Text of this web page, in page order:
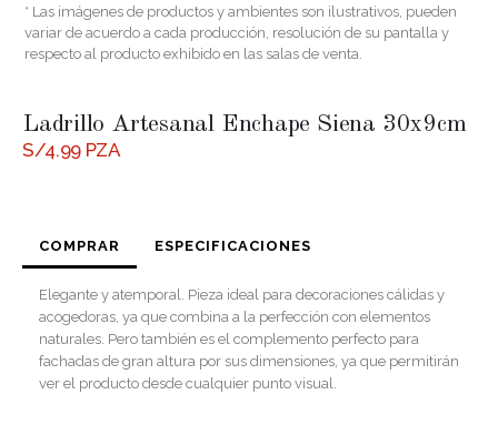
* Las imágenes de productos y ambientes son ilustrativos, pueden
variar de acuerdo a cada producción, resolución de su pantalla y
respecto al producto exhibido en las salas de venta.
Ladrillo Artesanal Enchape Siena 30x9cm
S/4.99PZA
COMPRAR ESPECIFICACIONES
Elegante y atemporal. Pieza ideal para decoraciones cálidas y
acogedoras, ya que combina a la perfección con elementos
naturales. Pero también es el complemento perfecto para
fachadas de gran altura por sus dimensiones, ya que permitirán
ver el producto desde cualquier punto visual.